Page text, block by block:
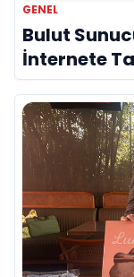
GENEL
Bulut
İnternete